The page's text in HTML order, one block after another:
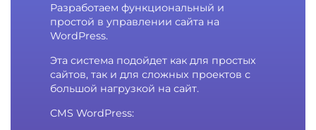
Разработаем функциональный и
простой в управлении сайта на
WordPress.
Эта система подойдет как для простых
сайтов, так и для сложных проектов с
большой нагрузкой на сайт.
CMS WordPress: